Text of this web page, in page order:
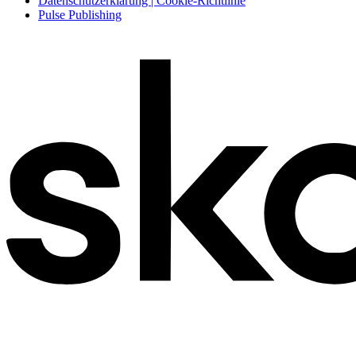
Pulse Publishing